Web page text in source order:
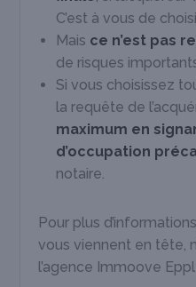
C’est à vous de
Mais ce n’est pas
de risques
Si vous choisissez
la requête de
maximum en
d’occupation
notaire.
Pour plus
vous viennent en tête,
l’agence Immoove